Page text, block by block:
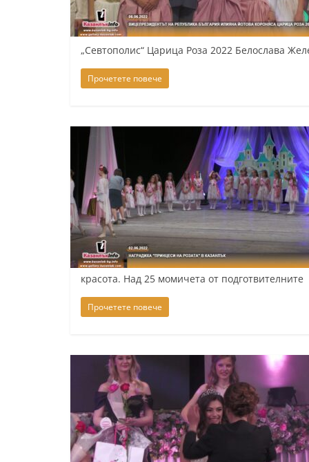
„Севтополис“ Царица Роза 2022 Белослава
Прочетете повече
красота. Над 25 момичета от подготвителните
Прочетете повече